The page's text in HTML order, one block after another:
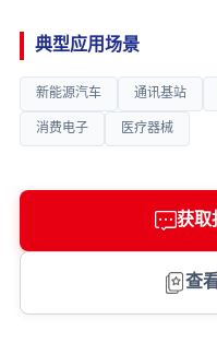
典型应用场景
新能源汽车 通讯基站
消费电子 医疗器械
获取
查